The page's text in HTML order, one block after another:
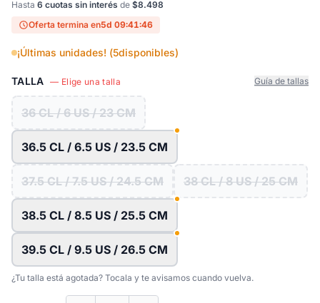
Hasta 6 cuotas sin interés de $8.498
Oferta termina en5d 09:41:45
¡Últimas unidades! (5disponibles)
TALLA — Elige una talla Guía de tallas
36 CL / 6 US / 23 CM
36.5 CL / 6.5 US / 23.5 CM
37.5 CL / 7.5 US / 24.5 CM 38 CL / 8 US / 25 CM
38.5 CL / 8.5 US / 25.5 CM
39.5 CL / 9.5 US / 26.5 CM
¿Tu talla está agotada? Tocala y te avisamos cuando vuelva.